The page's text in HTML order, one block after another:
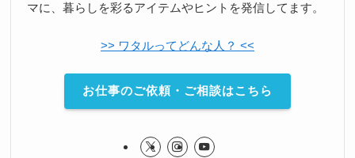
マに、暮らしを彩るアイテムやヒントを発信してます。
>> ワタルってどんな人？ <<
お仕事のご依頼・ご相談はこちら